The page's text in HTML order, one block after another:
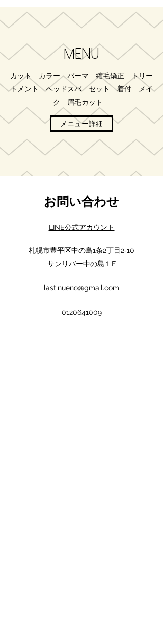
MENU​
カット カラー パーマ 縮毛矯正 トリー
トメント ヘッドスパ セット 着付 メイ
ク 眉毛カット
メニュー詳細
お問い合わせ
LINE公式アカウント
札幌市豊平区中の島1条2丁目2‐10
サンリバー中の島１F
lastinueno@gmail.com
0120641009